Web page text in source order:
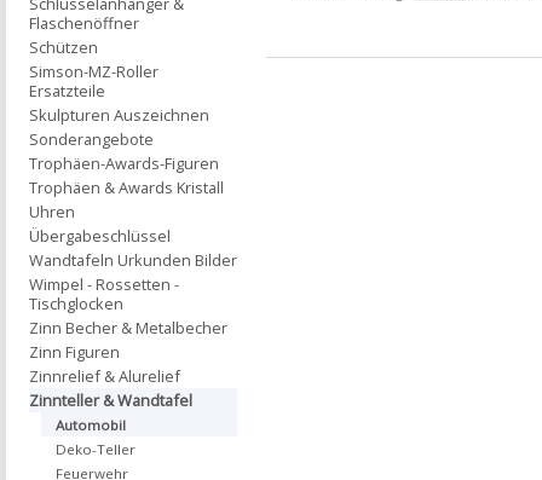
Flaschenöffner
Schützen
Simson-MZ-Roller
Ersatzteile
Skulpturen Auszeichnen
Sonderangebote
Trophäen-Awards-Figuren
Trophäen & Awards Kristall
Uhren
Übergabeschlüssel
Wandtafeln Urkunden Bilder
Wimpel - Rossetten -
Tischglocken
Zinn Becher & Metalbecher
Zinn Figuren
Zinnrelief & Alurelief
Zinnteller & Wandtafel
Automobil
Deko-Teller
Feuerwehr